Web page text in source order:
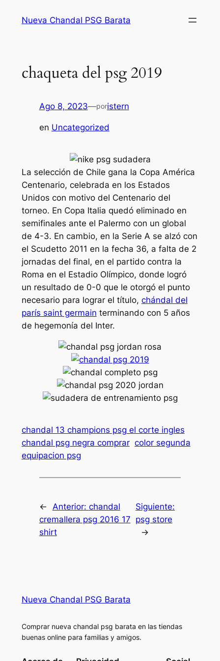
Nueva Chandal PSG Barata
chaqueta del psg 2019
Ago 8, 2023—poristern
en Uncategorized
La selección de Chile gana la Copa América
Centenario, celebrada en los Estados
Unidos con motivo del Centenario del
torneo. En Copa Italia quedó eliminado en
semifinales ante el Palermo con un global
de 4-3. En cambio, en la Serie A se alzó con
el Scudetto 2011 en la fecha 36, a falta de 2
jornadas del final, en el partido contra la
Roma en el Estadio Olímpico, donde logró
un resultado de 0-0 que le otorgó el punto
necesario para lograr el título, chándal del
parís saint germain terminando con 5 años
de hegemonía del Inter.
chandal 13 champions psg el corte ingles
chandal psg negra comprar color segunda
equipacion psg
← Anterior: chandal
cremallera psg 2016 17
shirt
Siguiente:
psg store
→
Nueva Chandal PSG Barata
Comprar nueva chandal psg barata en las tiendas
buenas online para familias y amigos.